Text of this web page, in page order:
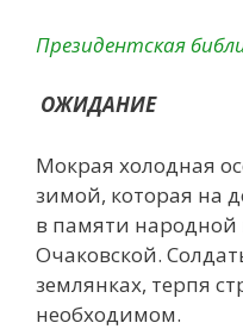
Президентская
ОЖИДАНИЕ
Мокрая холодная
зимой, которая на
в памяти народной
Очаковской.
землянках, терпя
необходимом.